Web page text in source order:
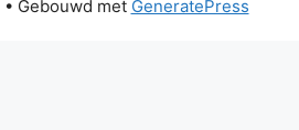
• Gebouwd met GeneratePress